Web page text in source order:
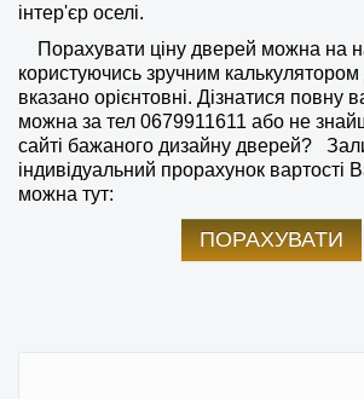
інтер'єр оселі.
Порахувати ціну дверей можна на
користуючись зручним
вказано орієнтовні. Дізнатися повну
можна за тел 0679911611 або не
сайті бажаного дизайну дверей?
індивідуальний прорахунок вартості
можна тут:
ПОРАХУВАТИ